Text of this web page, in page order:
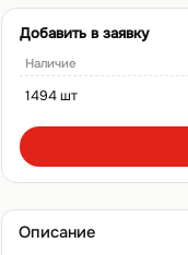
Добавить в заявку
Наличие
1494 шт
Описание